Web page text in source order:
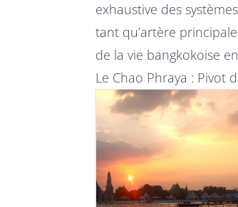
exhaustive des
tant qu’artère
de la vie bangkokoise
Le Chao Phraya : Pivot